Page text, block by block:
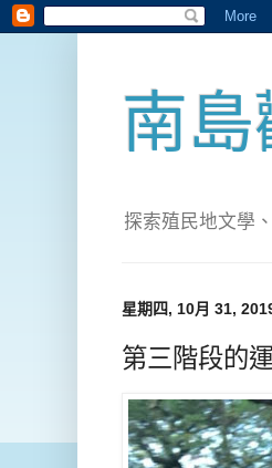
南島
探索殖民地文學
星期四, 10月 31,
第三階段的